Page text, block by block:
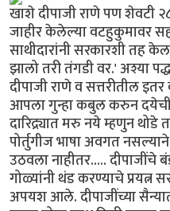
खाशे दीपाजी राणे पण शेवटी
जाहीर केलेल्या वटहुकुमावर
साथीदारांनी सरकारशी तह
झालो तरी तंगडी वर.' अश्या
दीपाजी राणे व सत्तरीतील
आपला गुन्हा कबुल करुन
दारिद्र्यात मरु नये म्हणुन थोडे
पोर्तुगीज भाषा अवगत
उठवला नाहीतर..... दीपाजींचे
गोळ्यांनी थंड करण्याचे प्रयत्न
अपयश आले. दीपाजींच्या